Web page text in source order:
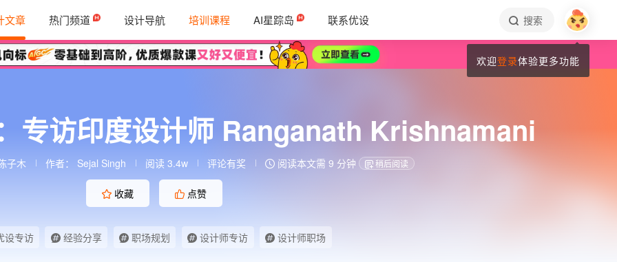
文章 热门频道 设计导航 培训课程 AI星踪岛 联系优设 搜索
专访印度设计师 Ranganath Krishnamani
子木 作者： Sejal Singh 阅读 3.4w 评论有奖 阅读本文需 9 分钟 稍后阅读
收藏 点赞
设专访 经验分享 职场规划 设计师专访 设计师职场
欢迎登录体验更多功能